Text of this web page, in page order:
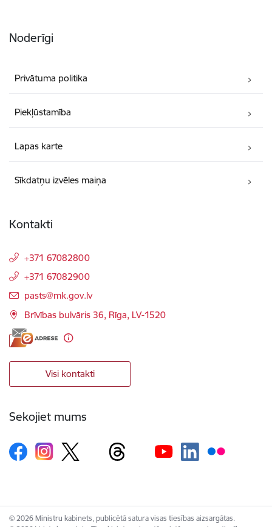
Noderīgi
Privātuma politika
Piekļūstamība
Lapas karte
Sīkdatņu izvēles maiņa
Kontakti
+371 67082800
+371 67082900
E-pasts:
pasts@mk.gov.lv
Brīvības bulvāris 36, Rīga, LV-1520
Visi kontakti
Sekojiet mums
© 2026 Ministru kabinets, publicētā satura visas tiesības aizsargātas.